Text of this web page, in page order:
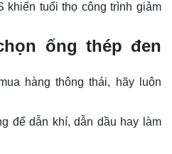
khiến tuổi thọ công trình giảm
ống thép đen
hàng thông thái, hãy luôn
để dẫn khí, dẫn dầu hay làm